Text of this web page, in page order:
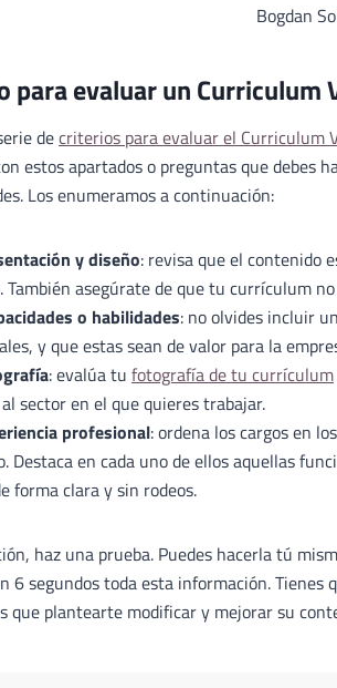
Bogdan
para evaluar un Curriculum
decriterios para evaluar el Curriculum
estos apartados o preguntas que debes
Los enumeramos a continuación:
y diseño: revisa que el contenido
También asegúrate de que tu currículum
o habilidades: no olvides incluir
y que estas sean de valor para la
: evalúa tu fotografía de tu currículum
sector en el que quieres trabajar.
profesional: ordena los cargos en
Destaca en cada uno de ellos aquellas
forma clara y sin rodeos.
haz una prueba. Puedes hacerla tú
6 segundos toda esta información. Tienes
que plantearte modificar y mejorar su